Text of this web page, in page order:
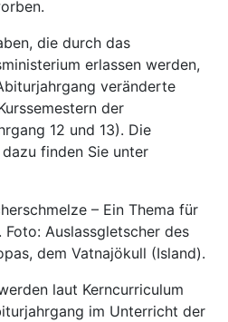
die durch das
erlassen werden,
veränderte
der
12 und 13). Die
finden Sie unter
– Ein Thema für
Auslassgletscher des
dem Vatnajökull (Island).
laut Kerncurriculum
im Unterricht der